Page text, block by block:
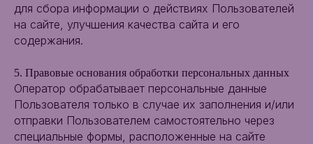
для сбора информации о действиях Пользователей
на сайте, улучшения качества сайта и его
содержания.
5. Правовые основания обработки персональных данных
Оператор обрабатывает персональные данные
Пользователя только в случае их заполнения и/или
отправки Пользователем самостоятельно через
специальные формы, расположенные на сайте